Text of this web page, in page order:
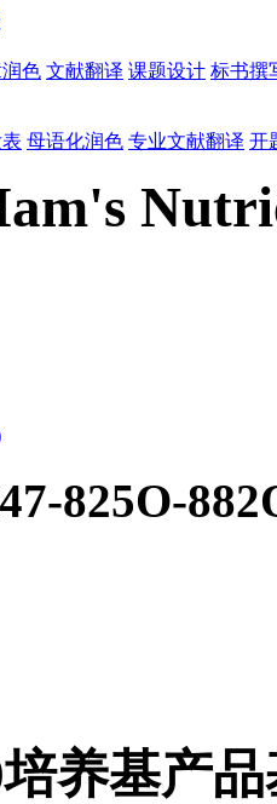
色 文献翻译 课题设计 标书撰
母语化润色 专业文献翻译 开
825O-
养基产